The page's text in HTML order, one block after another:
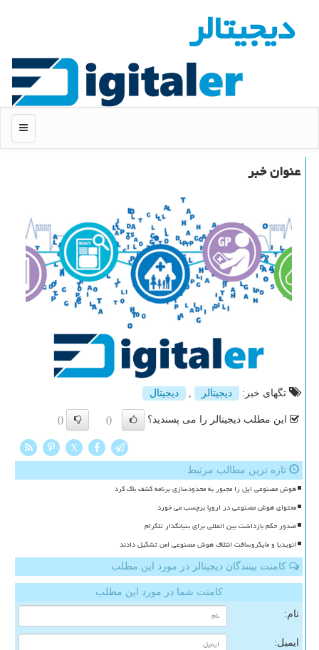
دیجیتالر
منو
عنوان خبر
تگهای خبر: دیجیتالر دیجیتال
این مطلب دیجیتالر را می پسندید؟ ()
()
X
تازه ترین مطالب مرتبط
هوش مصنوعی اپل را مجبور به محدودسازی برنامه کشف باگ کرد
محتوای هوش مصنوعی در اروپا برچسب می خورد
صدور حکم بازداشت بین المللی برای بنیانگذار تلگرام
انویدیا و مایکروسافت ائتلاف هوش مصنوعی امن تشکیل دادند
کامنت بینندگان دیجیتالر در مورد این مطلب
کامنت شما در مورد این مطلب
نام:
ایمیل: